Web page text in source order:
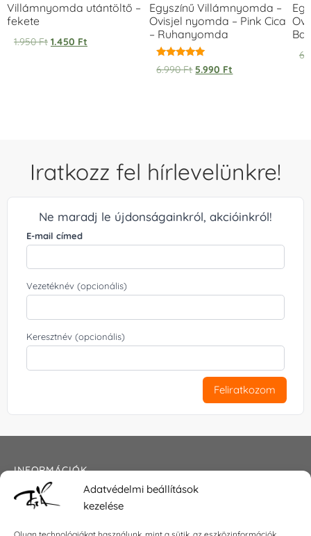
Adatvédelmi beállítások
kezelése
Villámnyomda utántöltő –
fekete
1.950Ft 1.450 Ft
Egyszínű Villámnyomda –
Ovisjel nyomda – Pink Cica
– Ruhanyomda
Értékelés:
5.00
6.990Ft 5.990 Ft
Iratkozz fel hírlevelünkre!
Ne maradj le újdonságainkról, akcióinkról!
E-mail címed
Vezetéknév (opcionális)
Keresztnév (opcionális)
Feliratkozom
INFORMÁCIÓK
Általános szerződési feltételek
Impresszum